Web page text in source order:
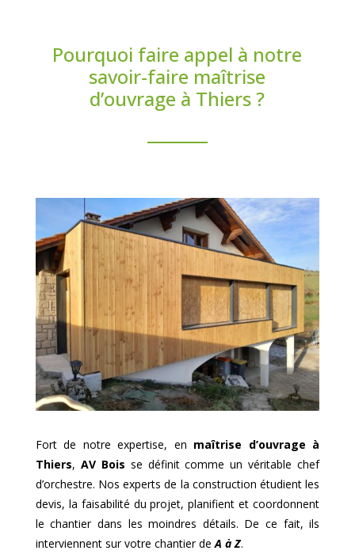
Pourquoi faire appel à notre
savoir-faire maîtrise
d’ouvrage à Thiers ?
Fort de notre expertise, en maîtrise d’ouvrage à
Thiers, AV Bois se définit comme un véritable chef
d’orchestre. Nos experts de la construction étudient les
devis, la faisabilité du projet, planifient et coordonnent
le chantier dans les moindres détails. De ce fait, ils
interviennent sur votre chantier deA à Z.